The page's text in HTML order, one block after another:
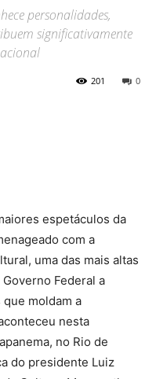
personalidades,
significativamente
0
201
espetáculos da
com a
uma das mais altas
Federal a
moldam a
nesta
no Rio de
do presidente Luiz